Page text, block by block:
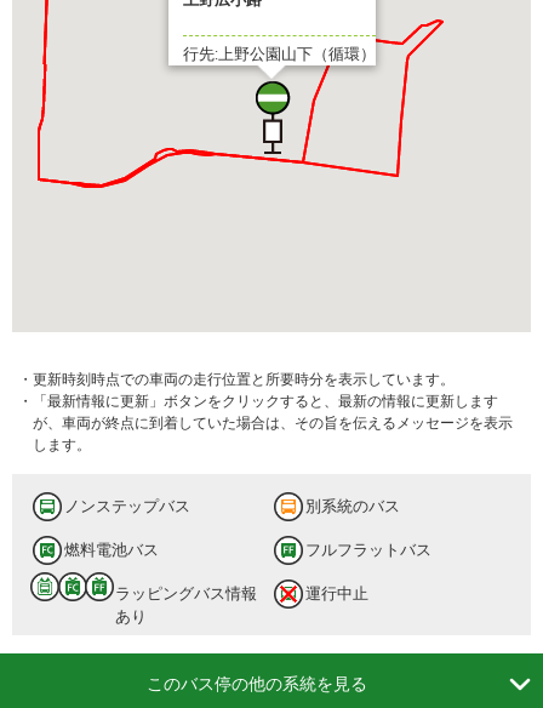
行先:上野公園山下（循環）
・更新時刻時点での車両の走行位置と所要時分を表示しています。
・「最新情報に更新」ボタンをクリックすると、最新の情報に更新します
が、車両が終点に到着していた場合は、その旨を伝えるメッセージを表示
します。
ノンステップバス 別系統のバス
燃料電池バス フルフラットバス
ラッピングバス情報
あり
運行中止
このバス停の他の系統を見る 